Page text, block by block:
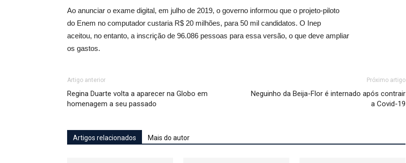
Ao anunciar o exame digital, em julho de 2019, o governo informou que o projeto-piloto
do Enem no computador custaria R$ 20 milhões, para 50 mil candidatos. O Inep
aceitou, no entanto, a inscrição de 96.086 pessoas para essa versão, o que deve ampliar
os gastos.
Artigo anterior
Regina Duarte volta a aparecer na Globo em
homenagem a seu passado
Próximo artigo
Neguinho da Beija-Flor é internado após contrair
a Covid-19
Artigos relacionados Mais do autor